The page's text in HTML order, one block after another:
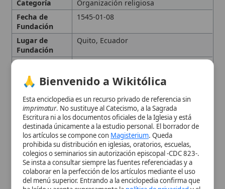
Reconocimien
to
Fundador
Personas
relacionadas
Mariana de Jesús de Paredes y Flores
Tipo
Territorio, sede y carácter de
la Iglesia local
Jerarquía eclesiástica y
dependencia metropolitana
Historia eclesiástica
Escritura ni a los documentos oficiales de la Iglesia y está
destinada únicamente a la estudio personal. El borrador de
los artículos se compone con Magisterium
prohibida su distribución en iglesias, oratorios, escuelas,
colegios o seminarios sin autorización episcopal -CDC 823-.
Se insta a consultar siempre las fuentes referenciadas y a
colaborar en la perfección de los artículos mediante el uso
del menú superior. Entrando a la enciclopedia confirma que
aviso legal.
Aceptar y Entrar